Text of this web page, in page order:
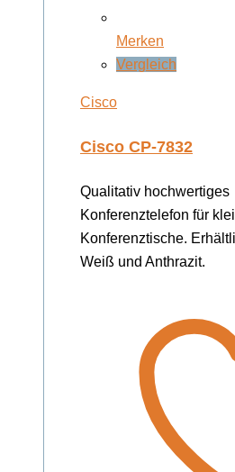
Merken
Vergleich
Cisco
Cisco CP-7832
Qualitativ hochwertiges
Konferenztelefon für
Konferenztische.
Weiß und Anthrazit.